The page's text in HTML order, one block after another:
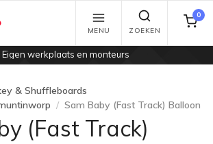
Eigen werkplaats en monteurs
MENU ZOEKEN
0
& Shuffleboards
Sam Baby (Fast Track) Balloon
(Fast Track)